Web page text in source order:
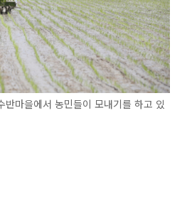
마을에서 농민들이 모내기를 하고 있